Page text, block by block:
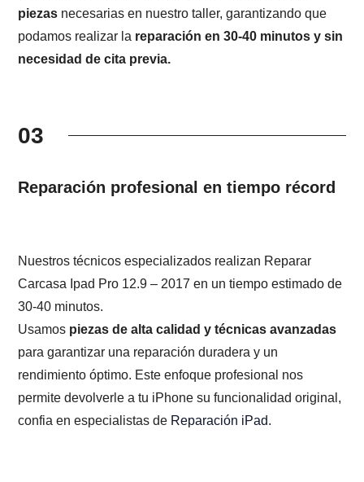
piezas necesarias en nuestro taller, garantizando que
podamos realizar la reparación en 30-40 minutos y sin
necesidad de cita previa.
03
Reparación profesional en tiempo récord
Nuestros técnicos especializados realizan Reparar
Carcasa Ipad Pro 12.9 – 2017 en un tiempo estimado de
30-40 minutos.
Usamos piezas de alta calidad y técnicas avanzadas
para garantizar una reparación duradera y un
rendimiento óptimo. Este enfoque profesional nos
permite devolverle a tu iPhone su funcionalidad original,
confia en especialistas de Reparación iPad.